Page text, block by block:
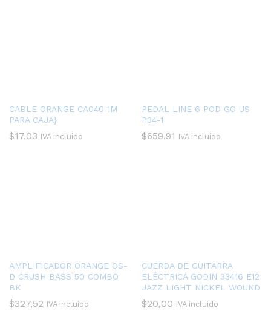
CABLE ORANGE CA040 1M
PARA CAJA}
$17,03 IVA incluido
PEDAL LINE 6 POD GO US
P34-1
$659,91 IVA incluido
AMPLIFICADOR ORANGE OS-
D CRUSH BASS 50 COMBO
BK
$327,52 IVA incluido
CUERDA DE GUITARRA
ELÉCTRICA GODIN 33416 E12
JAZZ LIGHT NICKEL WOUND
$20,00 IVA incluido